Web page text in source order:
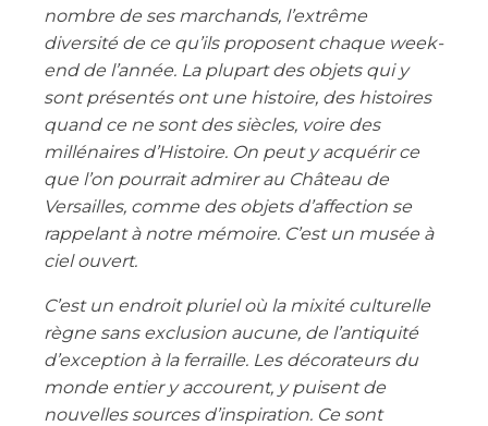
nombre de ses marchands, l’extrême
diversité de ce qu’ils proposent chaque week-
end de l’année. La plupart des objets qui y
sont présentés ont une histoire, des histoires
quand ce ne sont des siècles, voire des
millénaires d’Histoire. On peut y acquérir ce
que l’on pourrait admirer au Château de
Versailles, comme des objets d’affection se
rappelant à notre mémoire. C’est un musée à
ciel ouvert.
C’est un endroit pluriel où la mixité culturelle
règne sans exclusion aucune, de l’antiquité
d’exception à la ferraille. Les décorateurs du
monde entier y accourent, y puisent de
nouvelles sources d’inspiration. Ce sont